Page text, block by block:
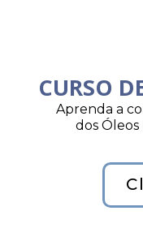
CURSO
Aprenda a
dos Óleos